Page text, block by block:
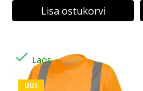
Lisa ostukorvi
 Laos
UUS